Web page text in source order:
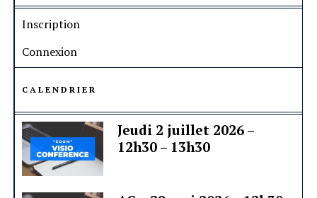
Inscription
Connexion
CALENDRIER
Jeudi 2 juillet 2026 –
12h30 – 13h30